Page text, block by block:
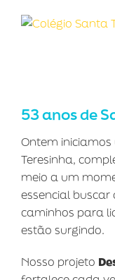
para
53 anos de
Ontem
Teresinha,
meio a um
essencial
caminhos para
estão surgindo.
Nosso projeto